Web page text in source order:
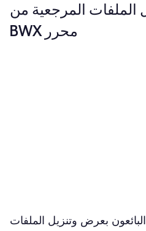
المرجعية من
محرر BWX
بعرض وتنزيل الملفات